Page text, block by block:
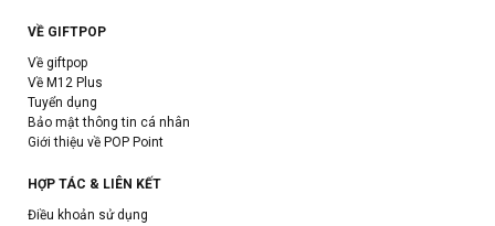
VỀ GIFTPOP
Về giftpop
Về M12 Plus
Tuyển dụng
Bảo mật thông tin cá nhân
Giới thiệu về POP Point
HỢP TÁC & LIÊN KẾT
Điều khoản sử dụng